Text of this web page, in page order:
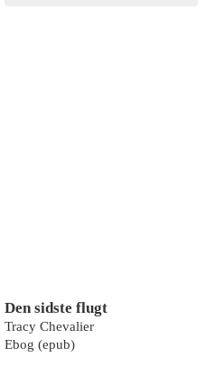
Den sidste flugt
Tracy Chevalier
Ebog (epub)